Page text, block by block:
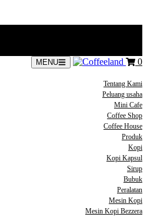
MENU 0
Tentang Kami
Peluang usaha
Mini Cafe
Coffee Shop
Coffee House
Produk
Kopi
Kopi Kapsul
Sirup
Bubuk
Peralatan
Mesin Kopi
Mesin Kopi Bezzera